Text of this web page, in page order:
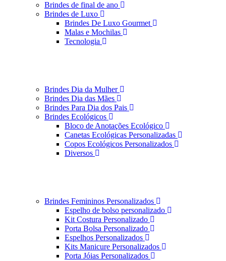
Brindes de final de ano
Brindes de Luxo
Brindes De Luxo Gourmet
Malas e Mochilas
Tecnologia
Brindes Dia da Mulher
Brindes Dia das Mães
Brindes Para Dia dos Pais
Brindes Ecológicos
Bloco de Anotações Ecológico
Canetas Ecológicas Personalizadas
Copos Ecológicos Personalizados
Diversos
Brindes Femininos Personalizados
Espelho de bolso personalizado
Kit Costura Personalizado
Porta Bolsa Personalizado
Espelhos Personalizados
Kits Manicure Personalizados
Porta Jóias Personalizados